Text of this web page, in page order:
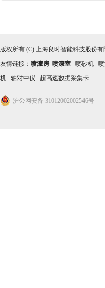
版权所有 (C) 上海良时智能科技股份有
友情链接： 喷漆房 喷漆室 喷砂机
机
轴对中仪 超高速数据采集卡
沪公网安备 31012002002546号